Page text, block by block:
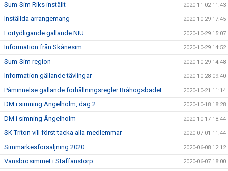
Sum-Sim Riks inställt 2020-11-02 11:43
Inställda arrangemang 2020-10-29 17:45
Förtydligande gällande NIU 2020-10-29 15:07
Information från Skånesim 2020-10-29 14:52
Sum-Sim region 2020-10-29 14:48
Information gällande tävlingar 2020-10-28 09:40
Påminnelse gällande förhållningsregler Bråhögsbadet 2020-10-21 11:14
DM i simning Ängelholm, dag 2 2020-10-18 18:28
DM i simning Ängelholm 2020-10-17 18:44
SK Triton vill först tacka alla medlemmar 2020-07-01 11:44
Simmärkesförsäljning 2020 2020-06-08 12:12
Vansbrosimmet i Staffanstorp 2020-06-07 18:00